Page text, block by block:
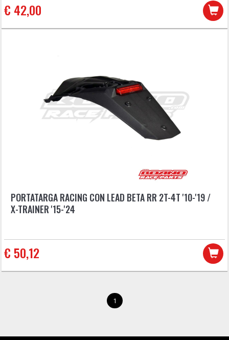
€ 42,00
PORTATARGA RACING CON LEAD BETA RR 2T-4T '10-'19 /
X-TRAINER '15-'24
€ 50,12
1